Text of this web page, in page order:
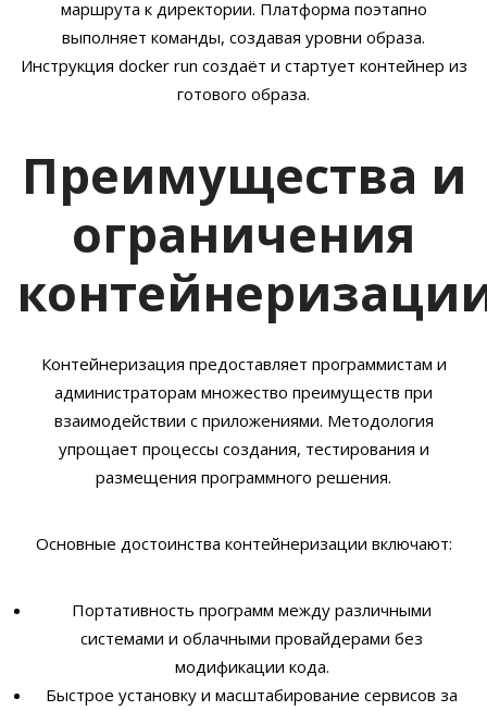
маршрута к директории. Платформа поэтапно
выполняет команды, создавая уровни образа.
Инструкция docker run создаёт и стартует контейнер из
готового образа.
Преимущества и
ограничения
Контейнеризация предоставляет программистам и
администраторам множество преимуществ при
взаимодействии с приложениями. Методология
упрощает процессы создания, тестирования и
размещения программного решения.
Основные достоинства контейнеризации включают:
Портативность программ между различными
системами и облачными провайдерами без
модификации кода.
Быстрое установку и масштабирование сервисов за